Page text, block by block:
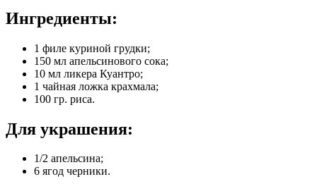
Ингредиенты:
1 филе куриной грудки;
150 мл апельсинового сока;
10 мл ликера Куантро;
1 чайная ложка крахмала;
100 гр. риса.
Для украшения:
1/2 апельсина;
6 ягод черники.